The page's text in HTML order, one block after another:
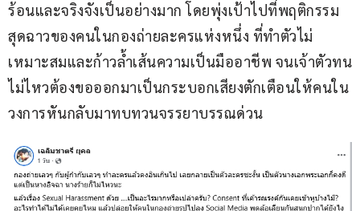
ร้อนและจริงจังเป็นอย่างมาก โดยพุ่งเป้าไปที่พฤติกรรม
สุดฉาวของคนในกองถ่ายละครแห่งหนึ่ง ที่ทำตัวไม่
เหมาะสมและก้าวล้ำเส้นความเป็นมืออาชีพ จนเจ้าตัวทน
ไม่ไหวต้องขอออกมาเป็นกระบอกเสียงตักเตือนให้คนใน
วงการหันกลับมาทบทวนจรรยาบรรณด่วน